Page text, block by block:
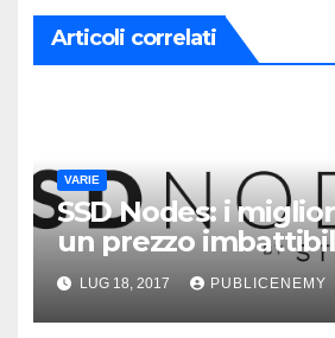
Articoli correlati
VARIE
SSD Nodes: i
un prezzo
LUG 18, 2017 PUBLICENEMY